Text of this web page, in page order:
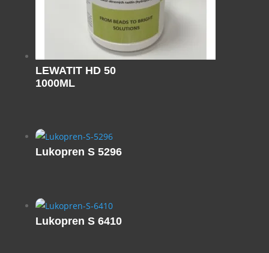
LEWATIT HD 50
1000ML
Lukopren S 5296
Lukopren S 6410